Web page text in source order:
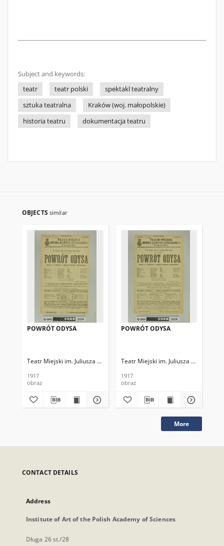
Subject and keywords:
teatr
teatr polski
spektakl teatralny
sztuka teatralna
Kraków (woj. małopolskie)
historia teatru
dokumentacja teatru
OBJECTS similar
POWRÓT ODYSA
Teatr Miejski im. Juliusza Słowackiego
1917
obraz
POWRÓT ODYSA
Teatr Miejski im. Juliusza
1917
obraz
More
CONTACT DETAILS
Address
Institute of Art of the Polish Academy of Sciences
Długa 26 st./28